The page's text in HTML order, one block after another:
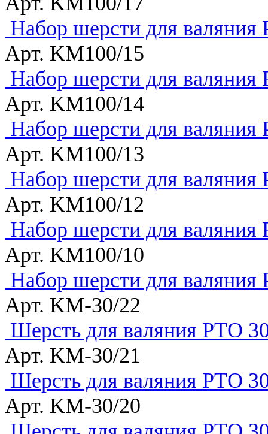
Набор шерсти для
Арт. KM100/15
Набор шерсти для
Арт. KM100/14
Набор шерсти для
Арт. KM100/13
Набор шерсти для
Арт. KM100/12
Набор шерсти для
Арт. KM100/10
Набор шерсти для
Арт. KM-30/22
Шерсть для валяния РТО
Арт. KM-30/21
Шерсть для валяния РТО
Арт. KM-30/20